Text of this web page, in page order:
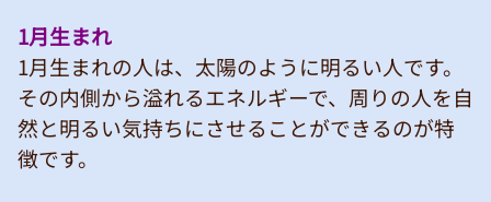
1月生まれ
1月生まれの人は、太陽のように明るい人です。
その内側から溢れるエネルギーで、周りの人を自
然と明るい気持ちにさせることができるのが特
徴です。